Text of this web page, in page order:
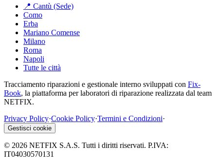
📍 Cantù (Sede)
Como
Erba
Mariano Comense
Milano
Roma
Napoli
Tutte le città
Tracciamento riparazioni e gestionale interno sviluppati con Fix-
Book, la piattaforma per laboratori di riparazione realizzata dal team
NETFIX.
Privacy Policy·Cookie Policy·Termini e Condizioni·
Gestisci cookie
© 2026 NETFIX S.A.S. Tutti i diritti riservati. P.IVA:
IT04030570131